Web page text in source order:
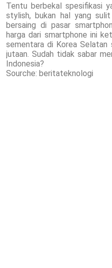
Tentu berbekal spesifikasi
stylish, bukan hal yang
bersaing di pasar
harga dari smartphone ini
sementara di Korea Selatan
jutaan. Sudah tidak sabar
Indonesia?
Sourche: beritateknologi